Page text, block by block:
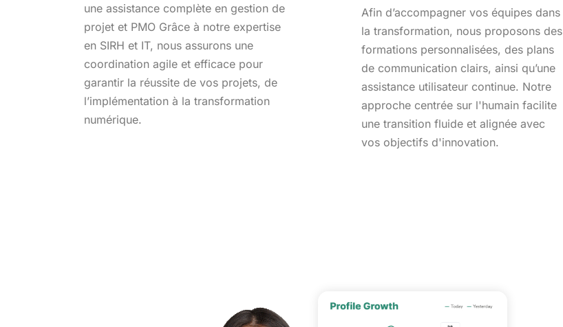
une assistance complète en gestion de
projet et PMO Grâce à notre expertise
en SIRH et IT, nous assurons une
coordination agile et efficace pour
garantir la réussite de vos projets, de
l’implémentation à la transformation
numérique.
Afin d’accompagner vos équipes dans
la transformation, nous proposons des
formations personnalisées, des plans
de communication clairs, ainsi qu’une
assistance utilisateur continue. Notre
approche centrée sur l'humain facilite
une transition fluide et alignée avec
vos objectifs d'innovation.​